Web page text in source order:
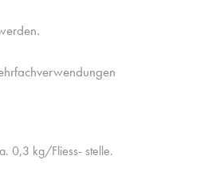
0,3 kg/Fliess- stelle.